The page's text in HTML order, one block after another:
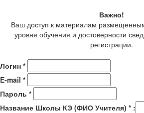
Важно!
Ваш доступ к материалам
уровня обучения и достоверности
регистрации.
Логин *
E-mail *
Пароль *
Название Школы КЭ (ФИО Учителя) * :